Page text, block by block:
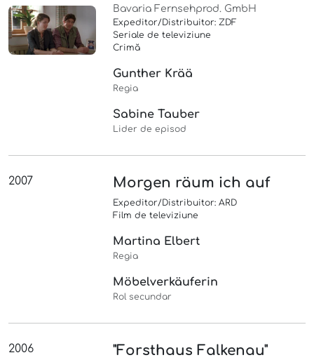
Bavaria Fernsehprod. GmbH
Expeditor/Distribuitor: ZDF
Seriale de televiziune
Crimă
Gunther Krää
Regia
Sabine Tauber
Lider de episod
2007 Morgen räum ich auf
Expeditor/Distribuitor: ARD
Film de televiziune
Martina Elbert
Regia
Möbelverkäuferin
Rol secundar
2006 "Forsthaus Falkenau"